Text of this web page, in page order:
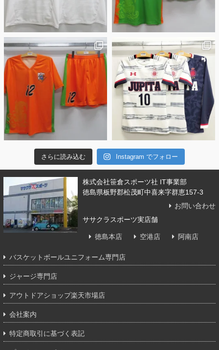
さらに読み込む Instagram でフォロー
株式会社笹倉スポーツ社 IT事業部
徳島県板野郡松茂町中喜来字群恵157-3
お問い合わせ
ササクラスポーツ実店舗
徳島本店 空港店 阿南店
バスケットボールユニフォーム専門店
ジャージ専門店
アウトドアショップ楽天市場店
会社案内
特定商取引に基づく表記